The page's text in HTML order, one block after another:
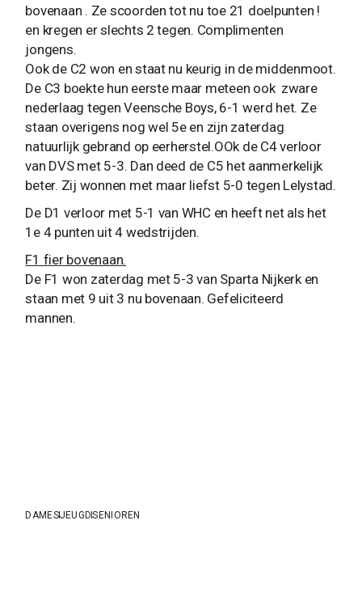
bovenaan . Ze scoorden tot nu toe 21 doelpunten !
en kregen er slechts 2 tegen. Complimenten
jongens.
Ook de C2 won en staat nu keurig in de middenmoot.
De C3 boekte hun eerste maar meteen ook zware
nederlaag tegen Veensche Boys, 6-1 werd het. Ze
staan overigens nog wel 5e en zijn zaterdag
natuurlijk gebrand op eerherstel.OOk de C4 verloor
van DVS met 5-3. Dan deed de C5 het aanmerkelijk
beter. Zij wonnen met maar liefst 5-0 tegen Lelystad.
De D1 verloor met 5-1 van WHC en heeft net als het
1e 4 punten uit 4 wedstrijden.
F1 fier bovenaan.
De F1 won zaterdag met 5-3 van Sparta Nijkerk en
staan met 9 uit 3 nu bovenaan. Gefeliciteerd
mannen.
DAMESJEUGDSENIOREN